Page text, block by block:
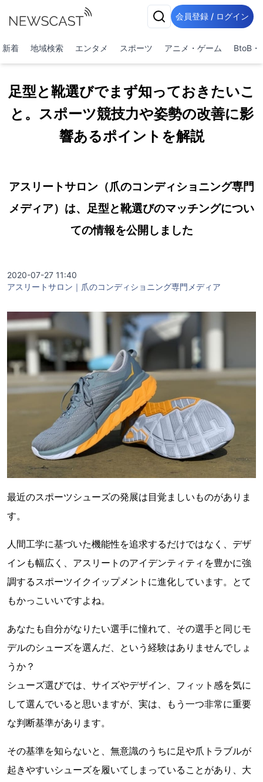
会員登録 / ログイン
新着 地域検索 エンタメ スポーツ アニメ・ゲーム BtoB・
足型と靴選びでまず知っておきたいこ
と。スポーツ競技力や姿勢の改善に影
響あるポイントを解説
アスリートサロン（爪のコンディショニング専門
メディア）は、足型と靴選びのマッチングについ
ての情報を公開しました
2020-07-27 11:40
アスリートサロン｜爪のコンディショニング専門メディア
最近のスポーツシューズの発展は目覚ましいものがありま
す。
人間工学に基づいた機能性を追求するだけではなく、デザ
インも幅広く、アスリートのアイデンティティを豊かに強
調するスポーツイクイップメントに進化しています。とて
もかっこいいですよね。
あなたも自分がなりたい選手に憧れて、その選手と同じモ
デルのシューズを選んだ、という経験はありませんでしょ
うか？
シューズ選びでは、サイズやデザイン、フィット感を気に
して選んでいると思いますが、実は、もう一つ非常に重要
な判断基準があります。
その基準を知らないと、無意識のうちに足や爪トラブルが
起きやすいシューズを履いてしまっていることがあり、大